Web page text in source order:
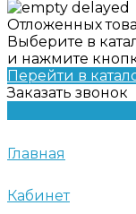
Отложенных
Выберите в
и нажмите
Перейти в
Заказать звонок
Главная
Кабинет